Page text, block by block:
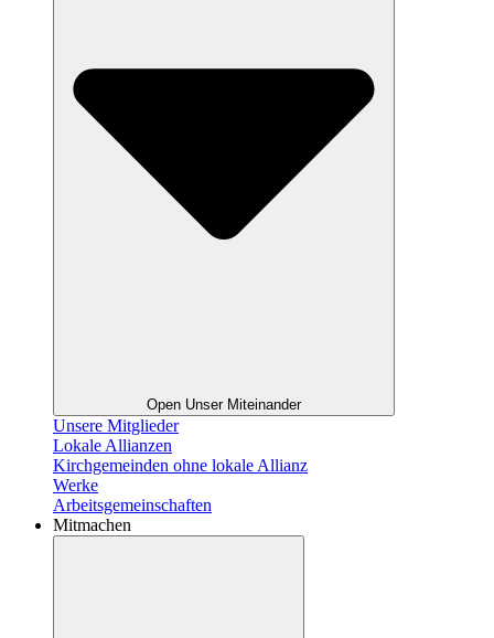
Open Unser Miteinander
Unsere Mitglieder
Lokale Allianzen
Kirchgemeinden ohne lokale Allianz
Werke
Arbeitsgemeinschaften
Mitmachen